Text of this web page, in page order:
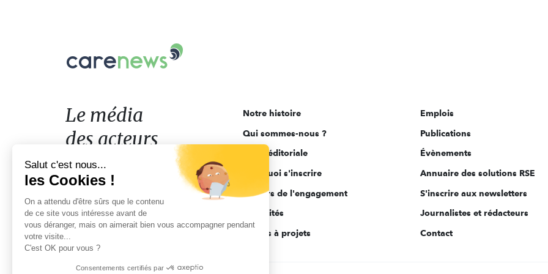
Le
acteurs
de
l'engagement
Le média
des acteurs
de l'engagement
Notre histoire
Qui sommes-nous ?
Ligne éditoriale
Pourquoi s'inscrire
Acteurs de l'engagement
Actualités
Appels à projets
Emplois
Publications
Évènements
Annuaire des solutions RSE
S'inscrire aux newsletters
Journalistes et rédacteurs
Contact
Salut c'est nous...
les Cookies !
On a attendu d'être sûrs que le contenu
de ce site vous intéresse avant de
vous déranger, mais on aimerait bien vous accompagner pendant
votre visite...
C'est OK pour vous ?
Consentements certifiés par